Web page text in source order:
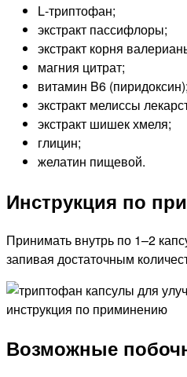
L‑триптофан;
экстракт пассифлоры;
экстракт корня
магния цитрат;
витамин B6 (пиридоксин);
экстракт мелиссы
экстракт шишек хмеля;
глицин;
желатин пищевой.
Инструкция по
Принимать внутрь по 1–2
запивая достаточным
Возможные